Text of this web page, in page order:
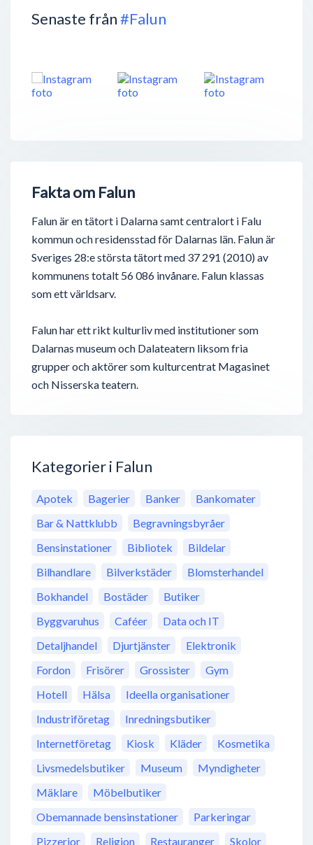
Senaste från#Falun
Fakta om Falun
Falun är en tätort i Dalarna samt centralort i Falu
kommun och residensstad för Dalarnas län. Falun är
Sveriges 28:e största tätort med 37 291 (2010) av
kommunens totalt 56 086 invånare. Falun klassas
som ett världsarv.
Falun har ett rikt kulturliv med institutioner som
Dalarnas museum och Dalateatern liksom fria
grupper och aktörer som kulturcentrat Magasinet
och Nisserska teatern.
Kategorier i Falun
Apotek Bagerier Banker
Bankomater
Bar & Nattklubb
Begravningsbyråer
Bensinstationer
Bibliotek
Bildelar
Bilhandlare
Bilverkstäder
Blomsterhandel
Bokhandel
Bostäder
Butiker
Byggvaruhus
Caféer
Data och IT
Detaljhandel
Djurtjänster
Elektronik
Fordon
Frisörer Grossister
Gym
Hotell
Hälsa
Ideella organisationer
Industriföretag
Inredningsbutiker
Internetföretag
Kiosk Kläder
Kosmetika
Livsmedelsbutiker
Museum
Myndigheter
Mäklare
Möbelbutiker
Obemannade bensinstationer
Parkeringar
Pizzerior
Religion Restauranger
Skolor